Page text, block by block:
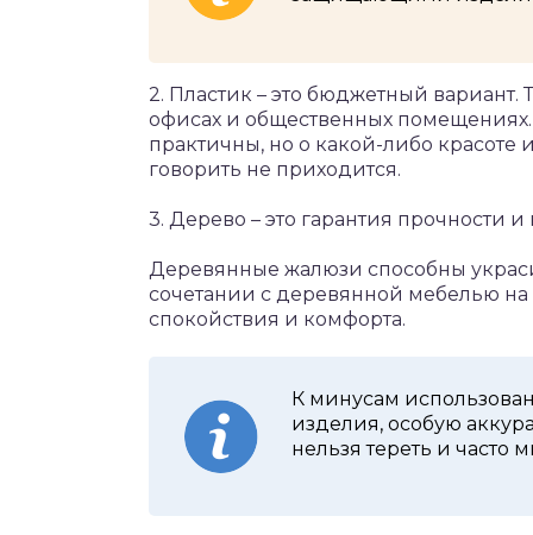
2. Пластик – это бюджетный вариант.
офисах и общественных помещениях.
практичны, но о какой-либо
говорить не приходится.
3. Дерево – это гарантия прочности и
Деревянные жалюзи способны
сочетании с деревянной мебелью на
спокойствия и комфорта.
К минусам
изделия, особую
нельзя тереть и часто